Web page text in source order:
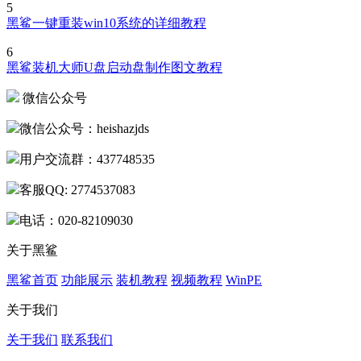
5
黑鲨一键重装win10系统的详细教程
6
黑鲨装机大师U盘启动盘制作图文教程
微信公众号
微信公众号：heishazjds
用户交流群：437748535
客服QQ: 2774537083
电话：020-82109030
关于黑鲨
黑鲨首页 功能展示 装机教程 视频教程 WinPE
关于我们
关于我们 联系我们